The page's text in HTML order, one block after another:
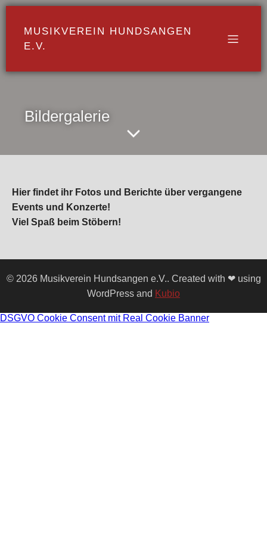
MUSIKVEREIN HUNDSANGEN
E.V.
Bildergalerie
Hier findet ihr Fotos und Berichte über vergangene
Events und Konzerte!
Viel Spaß beim Stöbern!
© 2026 Musikverein Hundsangen e.V.. Created with ❤ using
WordPress and Kubio
DSGVO Cookie Consent mit Real Cookie Banner